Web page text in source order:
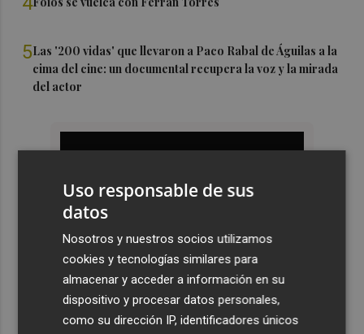
5Las '200 vidas' que llevaron a Paco Rabal de Águilas a la
cima del cine: un documental recupera la voz y la mirada
del actor
Uso responsable de sus
datos
Nosotros y nuestros socios utilizamos
cookies y tecnologías similares para
almacenar y acceder a información en su
dispositivo y procesar datos personales,
como su dirección IP, identificadores únicos